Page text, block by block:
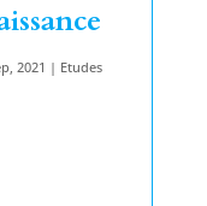
2021 | Etudes